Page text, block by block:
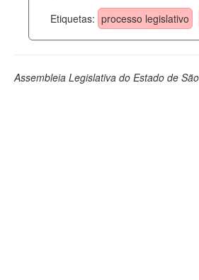
ContatoEtiquetas: processo legislativo
Assembleia Legislativa do Estado de